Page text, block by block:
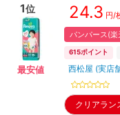
1位
最安値
24.3 円/
パンパース(楽
615ポイント
西松屋 (実店
クリアラン